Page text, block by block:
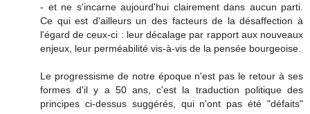
- et ne s'incarne aujourd'hui clairement dans aucun parti.
Ce qui est d'ailleurs un des facteurs de la désaffection à
l'égard de ceux-ci : leur décalage par rapport aux nouveaux
enjeux, leur perméabilité vis-à-vis de la pensée bourgeoise.
Le progressisme de notre époque n'est pas le retour à ses
formes d'il y a 50 ans, c'est la traduction politique des
principes ci-dessus suggérés, qui n'ont pas été "défaits"